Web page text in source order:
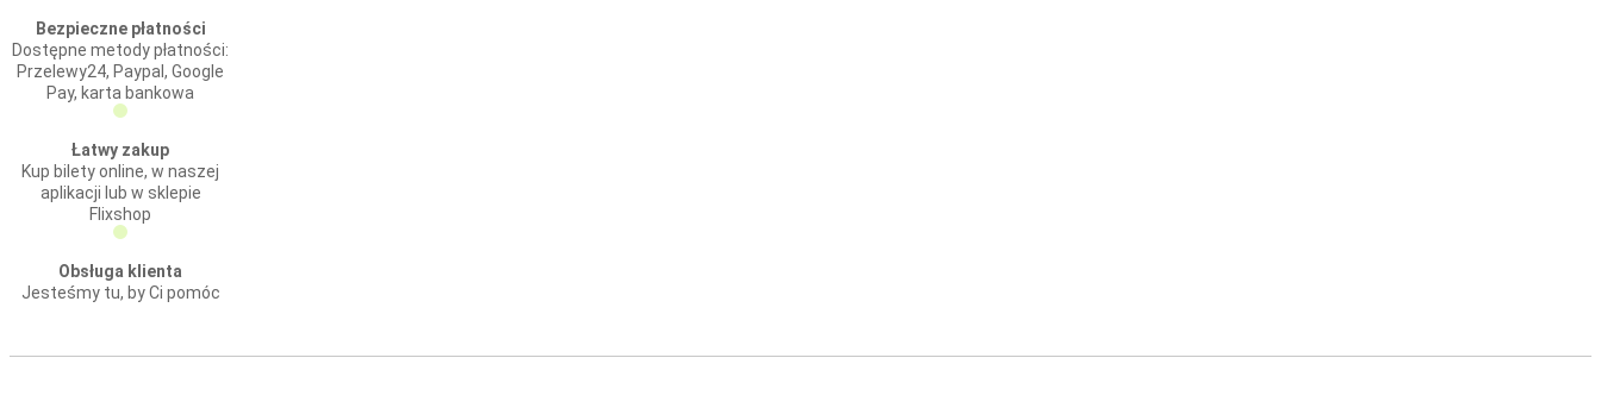
Bezpieczne płatności
Dostępne metody płatności:
Przelewy24, Paypal, Google
Pay, karta bankowa
Łatwy zakup
Kup bilety online, w naszej
aplikacji lub w sklepie
Flixshop
Obsługa klienta
Jesteśmy tu, by Ci pomóc